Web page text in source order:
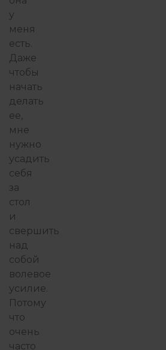
у
меня
есть.
Даже
чтобы
начать
делать
ее,
мне
нужно
усадить
себя
за
стол
и
свершить
над
собой
волевое
усилие.
Потому
что
очень
часто